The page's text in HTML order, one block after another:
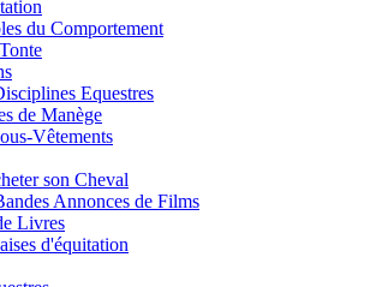
du Comportement
Equestres
de Manège
Vêtements
son Cheval
Annonces de Films
Livres
d'équitation